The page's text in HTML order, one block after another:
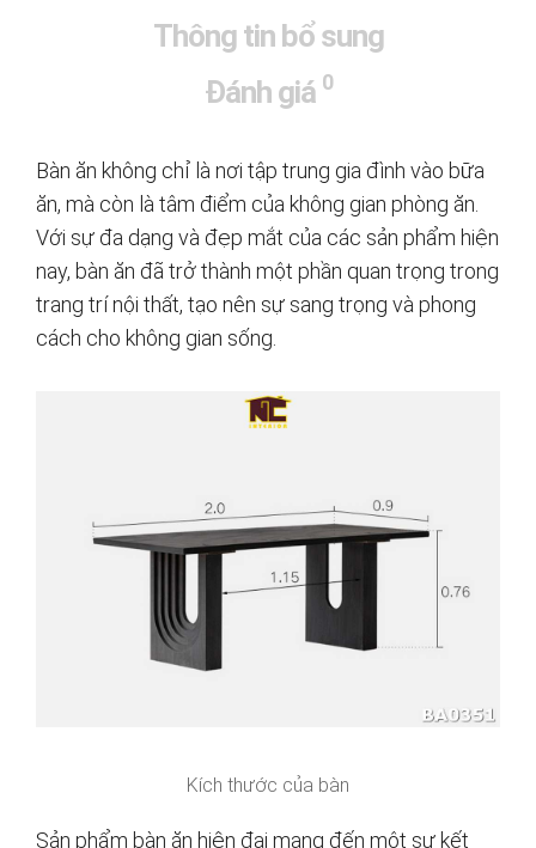
Thông tin bổ sung
Đánh giá 0
Bàn ăn không chỉ là nơi tập trung gia đình vào bữa
ăn, mà còn là tâm điểm của không gian phòng ăn.
Với sự đa dạng và đẹp mắt của các sản phẩm hiện
nay, bàn ăn đã trở thành một phần quan trọng trong
trang trí nội thất, tạo nên sự sang trọng và phong
cách cho không gian sống.
Kích thước của bàn
Sản phẩm bàn ăn hiện đại mang đến một sự kết